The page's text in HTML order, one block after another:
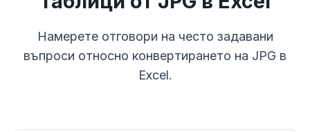
Намерете отговори на често задавани
въпроси относно конвертирането на JPG в
Excel.